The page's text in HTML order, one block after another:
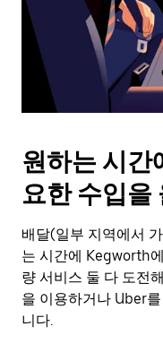
날
짜
캘
린
더
닫
으
려
면
Esc
키
원하는 시간
요한 수입
배달(일부 지역에서
는 시간에 Kegworth
량 서비스 둘 다 도전
을 이용하거나 Uber
니다.